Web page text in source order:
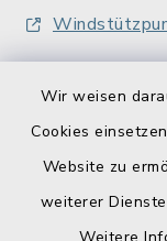
Wir weisen
Cookies
Website zu
weiterer